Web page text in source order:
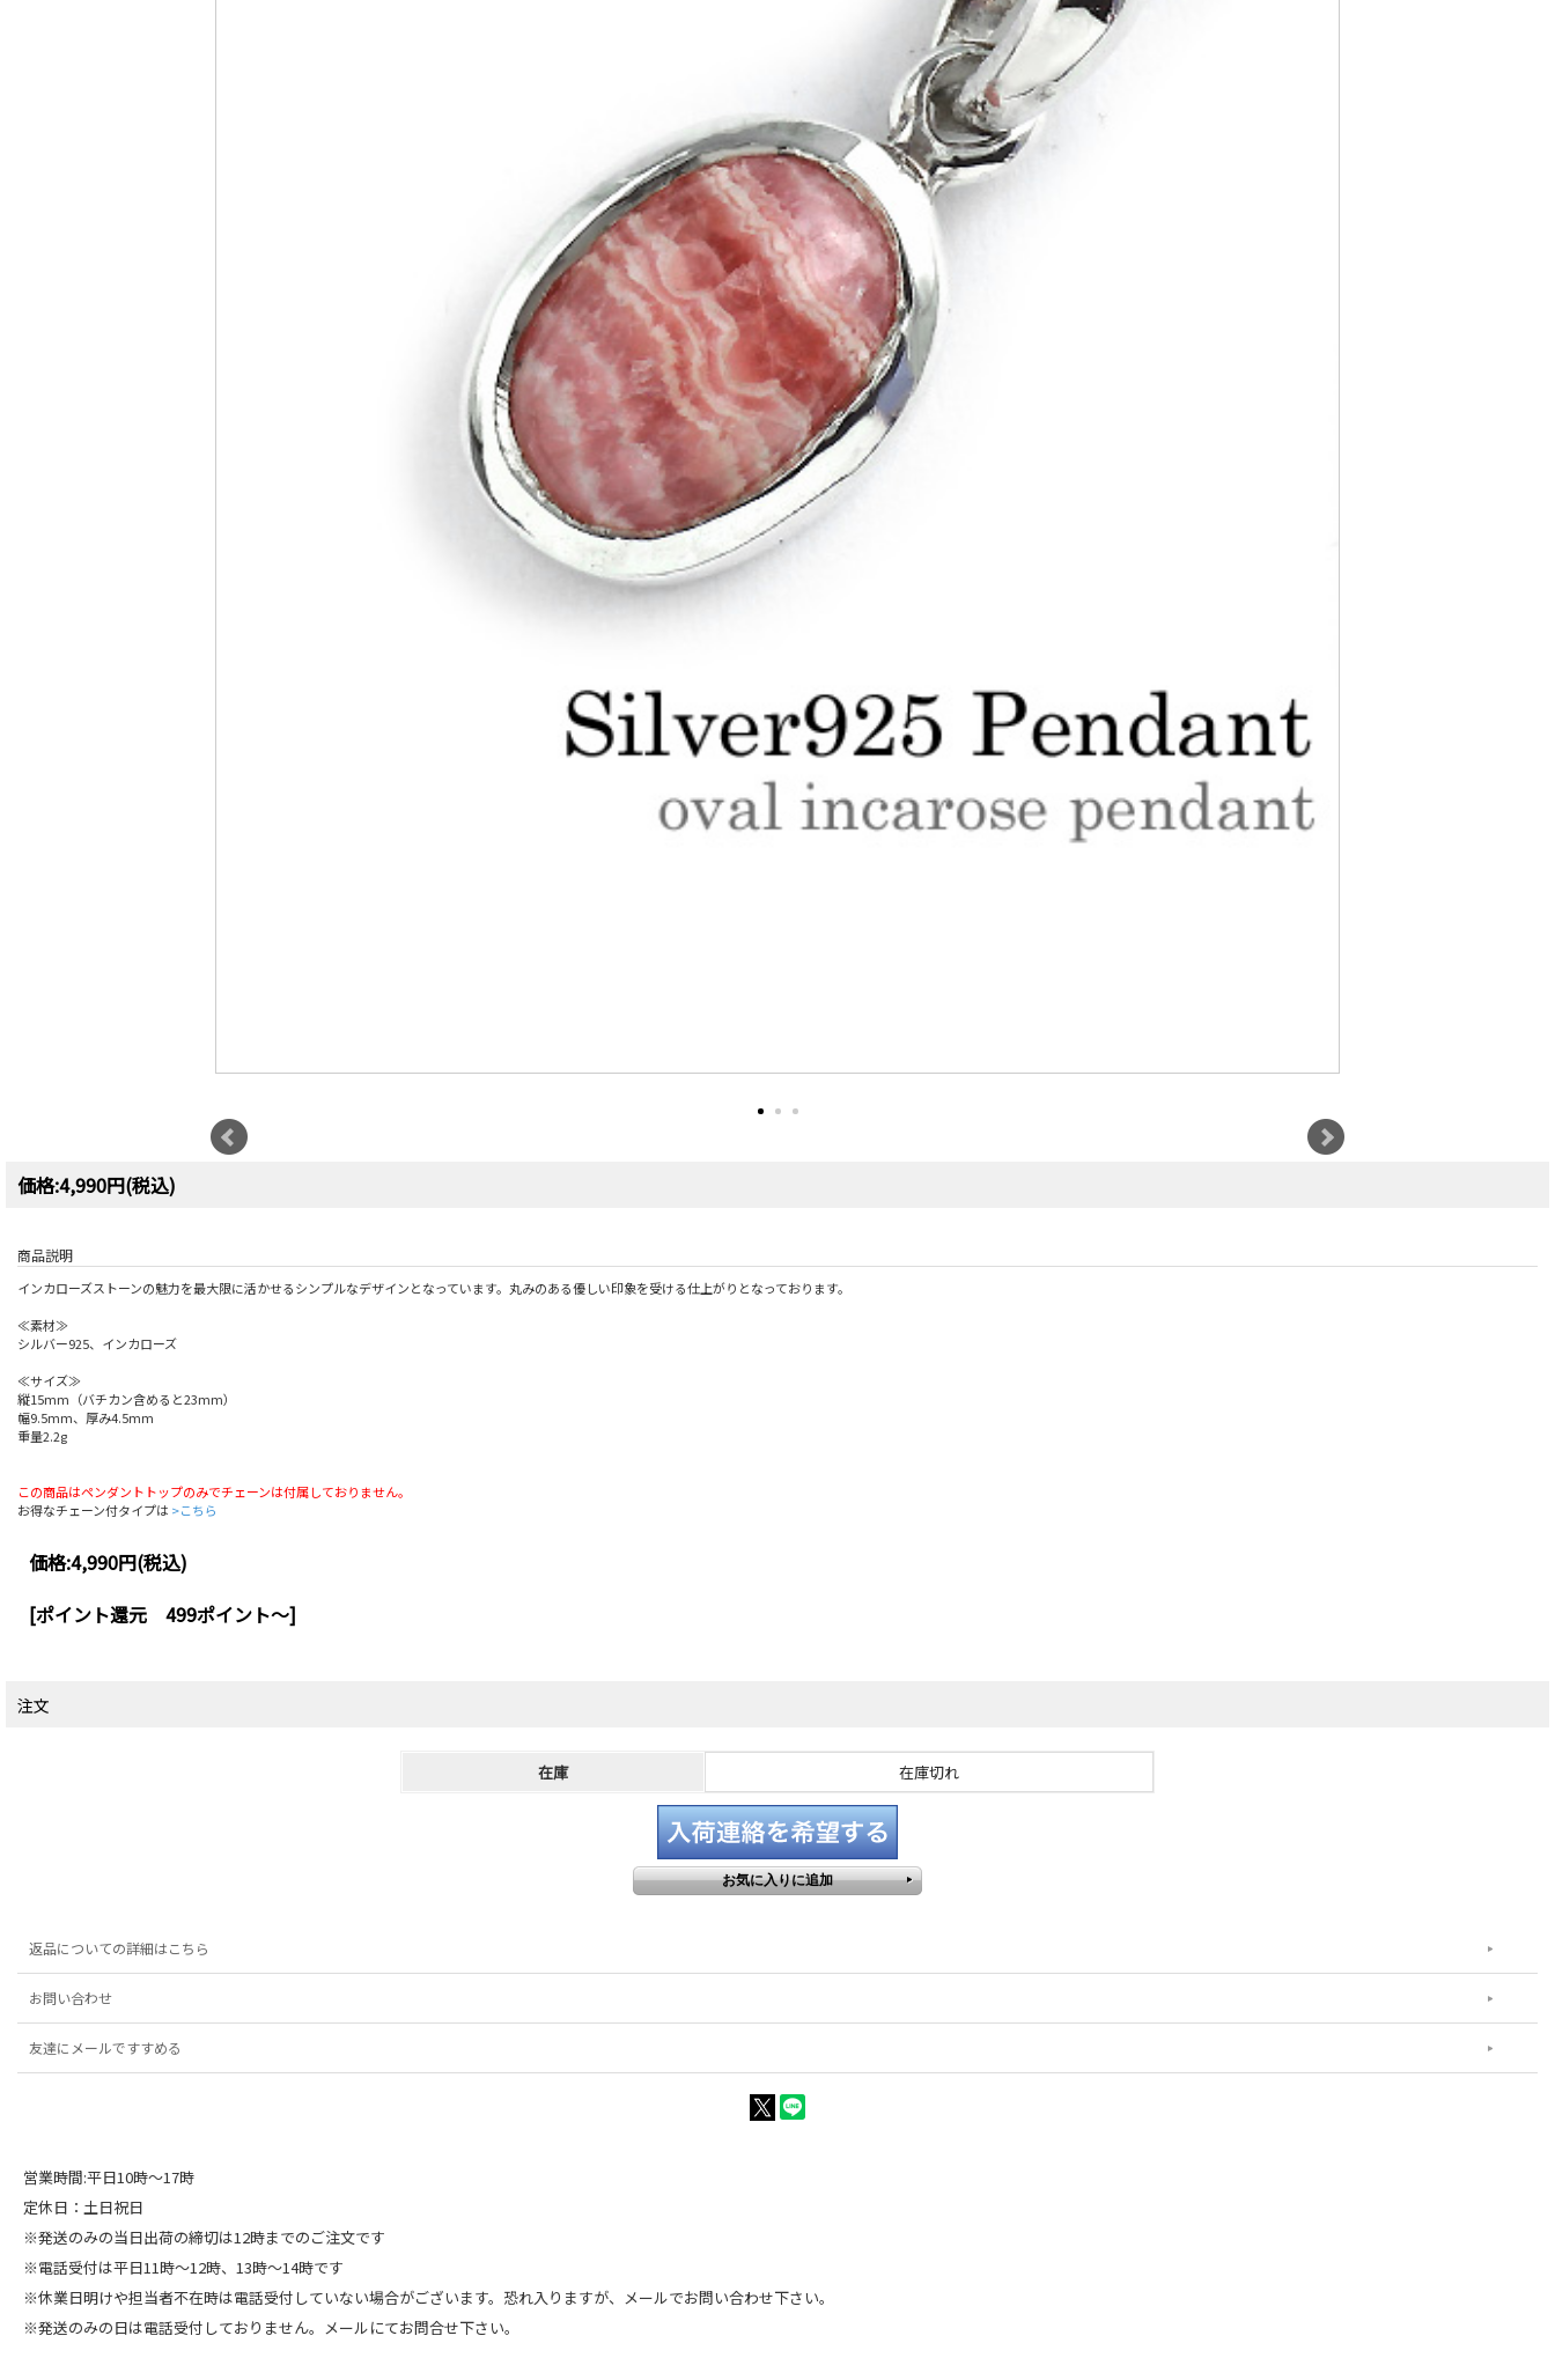
価格:4,990円(税込)
商品説明
インカローズストーンの魅力を最大限に活かせるシンプルなデザインとなっています。丸みのある優しい印象を受ける仕上がりとなっております。
≪素材≫
シルバー925、インカローズ
≪サイズ≫
縦15mm（バチカン含めると23mm）
幅9.5mm、厚み4.5mm
重量2.2g
この商品はペンダントトップのみでチェーンは付属しておりません。
お得なチェーン付タイプは >こちら
価格:4,990円(税込)
[ポイント還元 499ポイント～]
注文
在庫 在庫切れ
返品についての詳細はこちら
お問い合わせ
友達にメールですすめる
営業時間:平日10時～17時
定休日：土日祝日
※発送のみの当日出荷の締切は12時までのご注文です
※電話受付は平日11時～12時、13時～14時です
※休業日明けや担当者不在時は電話受付していない場合がございます。恐れ入りますが、メールでお問い合わせ下さい。
※発送のみの日は電話受付しておりません。メールにてお問合せ下さい。